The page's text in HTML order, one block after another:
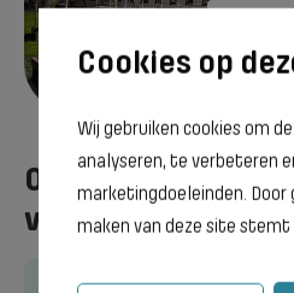
Wij gebruiken cookies om
analyseren, te verbeteren
marketingdoeleinden. Door
maken van deze site stemt
Opleidingen om
voorman te